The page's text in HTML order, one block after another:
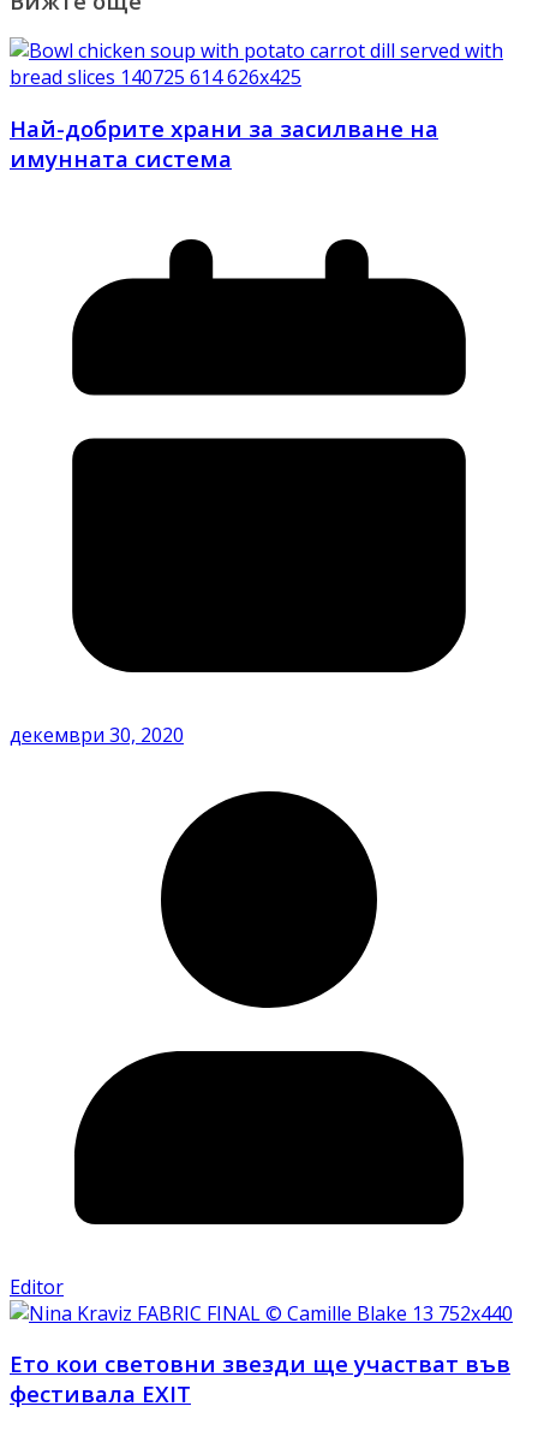
Най-добрите храни за засилване на
имунната система
декември 30, 2020
Editor
Ето кои световни звезди ще участват във
фестивала EXIT